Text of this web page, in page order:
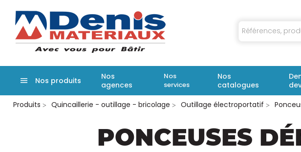
Aller
Nos produits
Nos
agences
Nos
services
Nos
catalogues
Produits
Quincaillerie - outillage - bricolage Outillage électroportatif
PONCEUSES